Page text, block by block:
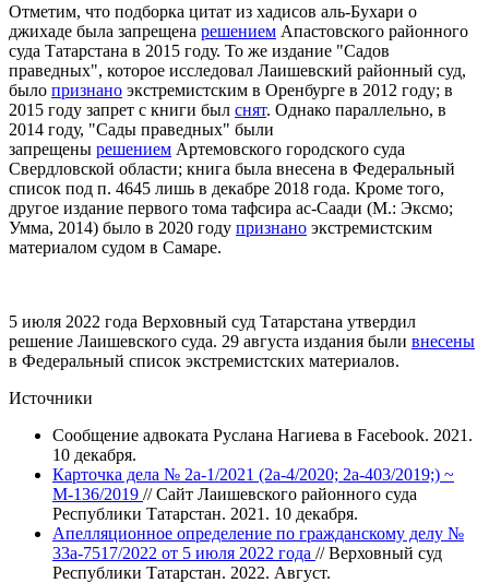
Отметим, что подборка цитат из хадисов аль-Бухари о
джихаде была запрещена решением Апастовского районного
суда Татарстана в 2015 году. То же издание "Садов
праведных", которое исследовал Лаишевский районный суд,
было признано экстремистским в Оренбурге в 2012 году; в
2015 году запрет с книги был снят. Однако параллельно, в
2014 году, "Сады праведных" были
запрещены решением Артемовского городского суда
Свердловской области; книга была внесена в Федеральный
список под п. 4645 лишь в декабре 2018 года. Кроме того,
другое издание первого тома тафсира ас-Саади (М.: Эксмо;
Умма, 2014) было в 2020 году признано экстремистским
материалом судом в Самаре.
5 июля 2022 года Верховный суд Татарстана утвердил
решение Лаишевского суда. 29 августа издания были внесены
в Федеральный список экстремистских материалов.
Источники
Сообщение адвоката Руслана Нагиева в Facebook. 2021.
10 декабря.
Карточка дела № 2а-1/2021 (2а-4/2020; 2а-403/2019;) ~
М-136/2019 // Сайт Лаишевского районного суда
Республики Татарстан. 2021. 10 декабря.
Апелляционное определение по гражданскому делу №
33а-7517/2022 от 5 июля 2022 года // Верховный суд
Республики Татарстан. 2022. Август.